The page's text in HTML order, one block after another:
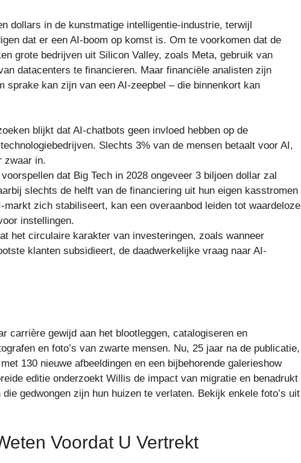
dollars in de kunstmatige intelligentie-industrie, terwijl
dat er een AI-boom op komst is. Om te voorkomen dat de
grote bedrijven uit Silicon Valley, zoals Meta, gebruik van
datacenters te financieren. Maar financiële analisten zijn
sprake kan zijn van een AI-zeepbel – die binnenkort kan
blijkt dat AI-chatbots geen invloed hebben op de
Slechts 3% van de mensen betaalt voor AI,
zwaar in.
dat Big Tech in 2028 ongeveer 3 biljoen dollar zal
slechts de helft van de financiering uit hun eigen kasstromen
zich stabiliseert, kan een overaanbod leiden tot waardeloze
instellingen.
het circulaire karakter van investeringen, zoals wanneer
klanten subsidieert, de daadwerkelijke vraag naar AI-
carrière gewijd aan het blootleggen, catalogiseren en
en foto’s van zwarte mensen. Nu, 25 jaar na de publicatie,
130 nieuwe afbeeldingen en een bijbehorende galerieshow
editie onderzoekt Willis de impact van migratie en benadrukt
gedwongen zijn hun huizen te verlaten. Bekijk enkele foto’s uit
Voordat U Vertrekt